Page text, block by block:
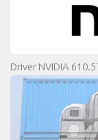
Driver NVIDIA